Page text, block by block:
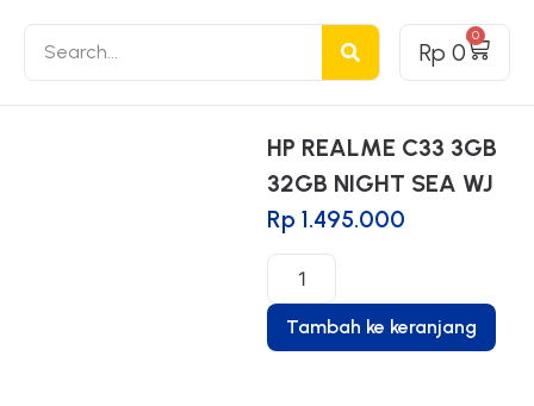
Rp 0
0
HP REALME C33 3GB
32GB NIGHT SEA WJ
Rp 1.495.000
Tambah ke keranjang